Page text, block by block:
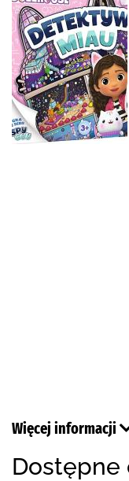
Więcej informacji
Dostępne